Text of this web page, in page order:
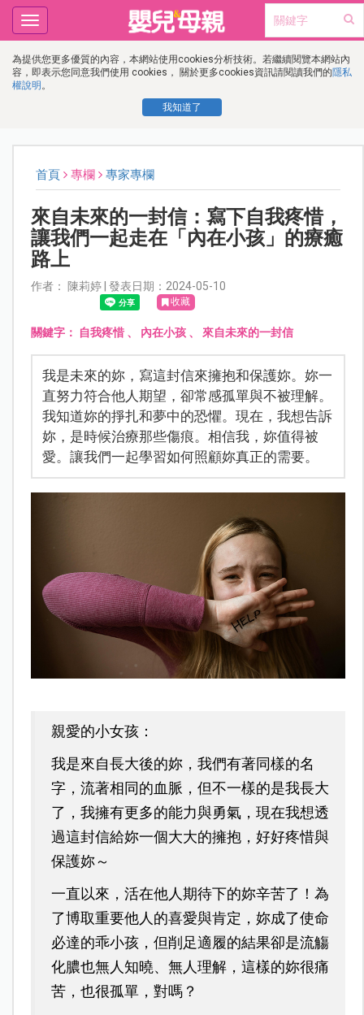
為提供您更多優質的內容，本網站使用cookies分析技術。若繼續閱覽本網站內
容，即表示您同意我們使用 cookies， 關於更多cookies資訊請閱讀我們的隱私
權說明 。
我知道了
Toggle
navigation
首頁 專欄 專家專欄
來自未來的一封信：寫下自我疼惜，
讓我們一起走在「內在小孩」的療癒
路上
作者： 陳莉婷 | 發表日期：2024-05-10
收藏
關鍵字： 自我疼惜、 內在小孩、 來自未來的一封信
我是未來的妳，寫這封信來擁抱和保護妳。妳一
直努力符合他人期望，卻常感孤單與不被理解。
我知道妳的掙扎和夢中的恐懼。現在，我想告訴
妳，是時候治療那些傷痕。相信我，妳值得被
愛。讓我們一起學習如何照顧妳真正的需要。
親愛的小女孩：
我是來自長大後的妳，我們有著同樣的名
字，流著相同的血脈，但不一樣的是我長大
了，我擁有更多的能力與勇氣，現在我想透
過這封信給妳一個大大的擁抱，好好疼惜與
保護妳～
一直以來，活在他人期待下的妳辛苦了！ 為
了博取重要他人的喜愛與肯定，妳成了使命
必達的乖小孩， 但削足適履的結果卻是流觴
化膿也無人知曉、無人理解， 這樣的妳很痛
苦，也很孤單，對嗎？